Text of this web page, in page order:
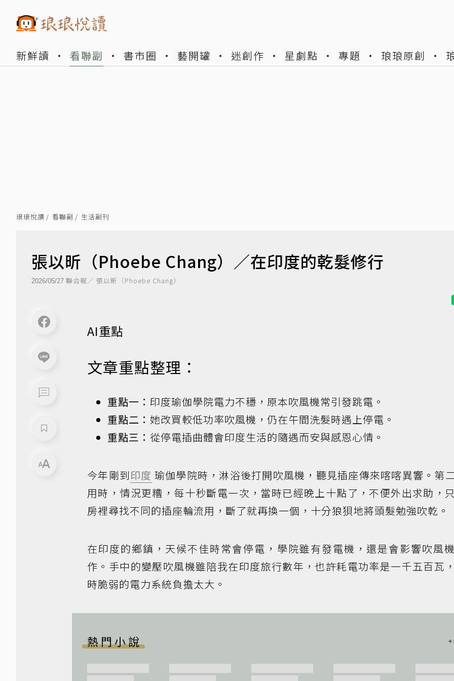
新鮮讀 看聯副 書市圈 藝開罐 迷創作 星劇點 專題 琅琅原創
琅琅悅讀 看聯副 生活副刊
張以昕（Phoebe Chang）／在印度的乾髮修行
2026/05/27 聯合報／ 張以昕（Phoebe Chang）
AI重點
文章重點整理：
重點一： 印度瑜伽學院電力不穩，原本吹風機常引發跳電。
重點二： 她改買較低功率吹風機，仍在午間洗髮時遇上停電。
重點三： 從停電插曲體會印度生活的隨遇而安與感恩心情。
今年剛到印度 瑜伽學院時，淋浴後打開吹風機，聽見插座傳來喀喀異響。第
用時，情況更糟，每十秒斷電一次，當時已經晚上十點了，不便外出求助，
房裡尋找不同的插座輪流用，斷了就再換一個，十分狼狽地將頭髮勉強吹乾。
在印度的鄉鎮，天候不佳時常會停電，學院雖有發電機，還是會影響吹風
作。手中的變壓吹風機雖陪我在印度旅行數年，也許耗電功率是一千五百瓦
時脆弱的電力系統負擔太大。
熱門小說